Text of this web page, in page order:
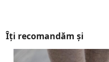
Îți recomandăm și